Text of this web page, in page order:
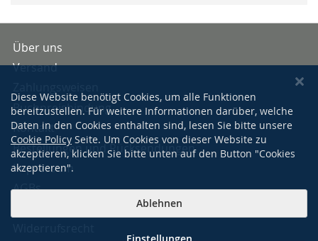
Über uns
Versand
Buchpreisbindung
Kontakt
Bestellungen und Rücksendungen
Impressum
AGBs
Diese Website benötigt Cookies, um alle Funktionen
bereitzustellen. Für weitere Informationen darüber, welche
Daten in den Cookies enthalten sind, lesen Sie bitte unsere
Cookie Policy Seite. Um Cookies von dieser Website zu
akzeptieren, klicken Sie bitte unten auf den Button "Cookies
akzeptieren".
Ablehnen